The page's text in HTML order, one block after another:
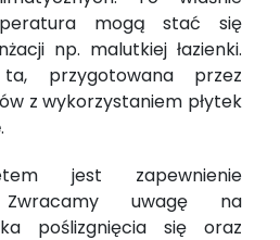
mogą stać się
np. malutkiej łazienki.
przygotowana przez
z wykorzystaniem płytek
.
jest zapewnienie
Zwracamy uwagę na
poślizgnięcia się oraz